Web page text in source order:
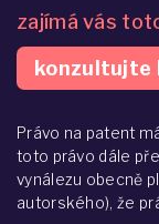
zajímá vás
konzultujte
Právo na patent
toto právo dále
vynálezu obecně
autorského), že